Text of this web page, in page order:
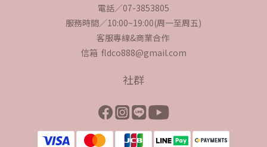
電話／07-3853805
服務時間／10:00~19:00(周一至周五)
客服專線&商業合作
信箱 fldco888@gmail.com
社群